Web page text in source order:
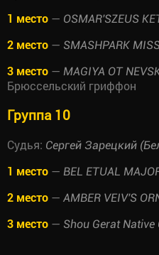
1 место — OSMAR'SZEUS
2 место — SMASHPARK
3 место — MAGIYA OT
Брюссельский гриффон
Группа 10
Судья: Сергей Зарецкий
1 место — BEL ETUAL
2 место — AMBER VEIV'S
3 место — Shou Gerat Native